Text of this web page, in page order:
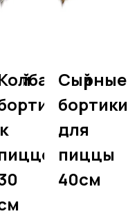
к
Сырные
бортики
для
пиццы
40см